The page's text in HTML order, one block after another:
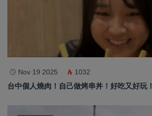
Nov 19 2025 1032
台中個人燒肉！自己做烤串丼！好吃又好玩！